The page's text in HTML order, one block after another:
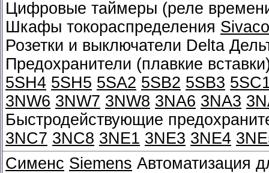
Цифровые таймеры (реле
Шкафы токораспределения
Розетки и выключатели Delta
Предохранители (плавкие
5SH4 5SH5 5SA2 5SB2 5SB3
3NW6 3NW7 3NW8 3NA6 3NA3
Быстродействующие
3NC7 3NC8 3NE1 3NE3 3NE4
Сименс Siemens Автоматизация